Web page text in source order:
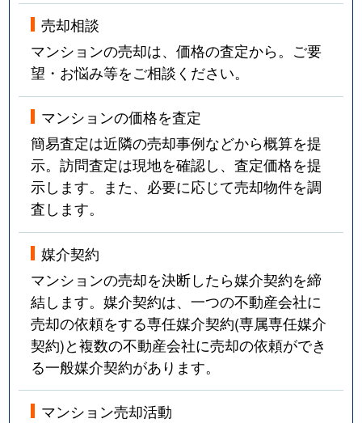
売却相談
マンションの売却は、価格の査定から。ご要
望・お悩み等をご相談ください。
マンションの価格を査定
簡易査定は近隣の売却事例などから概算を提
示。訪問査定は現地を確認し、査定価格を提
示します。また、必要に応じて売却物件を調
査します。
媒介契約
マンションの売却を決断したら媒介契約を締
結します。媒介契約は、一つの不動産会社に
売却の依頼をする専任媒介契約(専属専任媒介
契約)と複数の不動産会社に売却の依頼ができ
る一般媒介契約があります。
マンション売却活動